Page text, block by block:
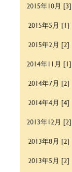
2015年10月 [3]
2015年5月 [1]
2015年2月 [2]
2014年11月 [1]
2014年7月 [2]
2014年4月 [4]
2013年12月 [2]
2013年8月 [2]
2013年5月 [2]